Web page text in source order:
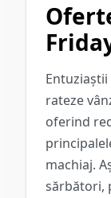
rateze
oferind
machiaj.
sărbători,